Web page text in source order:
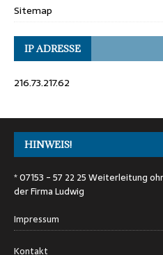
Sitemap
IP ADRESSE
216.73.217.62
HINWEIS!
* 07153 - 57 22 25 Weiterleitung
der Firma Ludwig
Impressum
Kontakt